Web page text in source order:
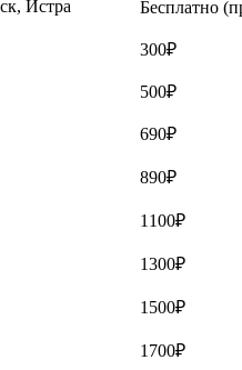
Истра Бесплатно
300₽
500₽
690₽
890₽
1100₽
1300₽
1500₽
1700₽